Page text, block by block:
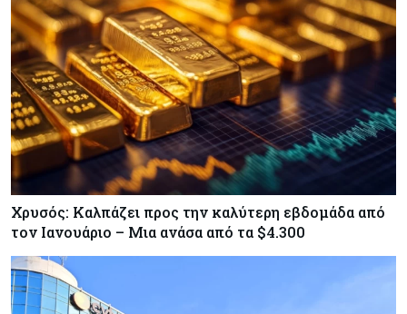
Χρυσός: Καλπάζει προς την καλύτερη εβδομάδα από
τον Ιανουάριο – Μια ανάσα από τα $4.300